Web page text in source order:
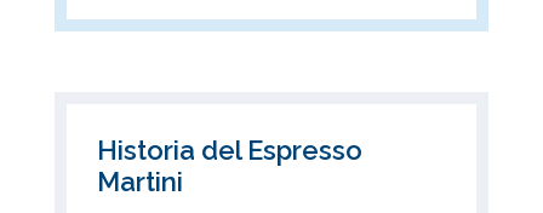
Historia del Espresso
Martini